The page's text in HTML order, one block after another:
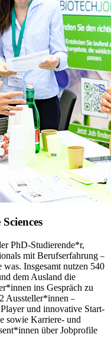
PhD-Studierende*r,
mit Berufserfahrung –
Insgesamt nutzen 540
dem Ausland die
ins Gespräch zu
Aussteller*innen –
und innovative Start-
sowie Karriere- und
über Jobprofile